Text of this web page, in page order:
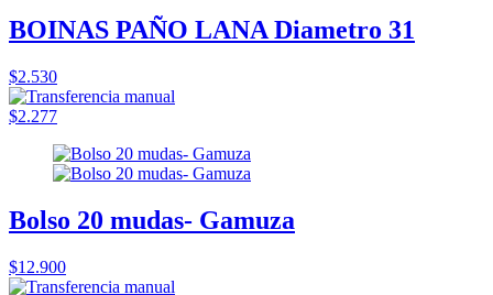
BOINAS PAÑO LANA Diametro 31
$2.530
$2.277
Bolso 20 mudas- Gamuza
$12.900